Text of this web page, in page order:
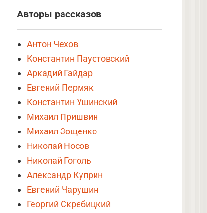
Авторы рассказов
Антон Чехов
Константин Паустовский
Аркадий Гайдар
Евгений Пермяк
Константин Ушинский
Михаил Пришвин
Михаил Зощенко
Николай Носов
Николай Гоголь
Александр Куприн
Евгений Чарушин
Георгий Скребицкий